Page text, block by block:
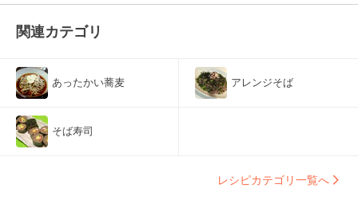
関連カテゴリ
あったかい蕎麦 アレンジそば
そば寿司
レシピカテゴリ一覧へ